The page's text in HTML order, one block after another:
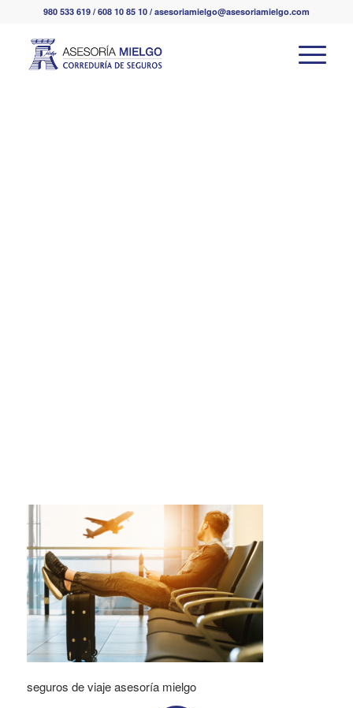
980 533 619 / 608 10 85 10 / asesoriamielgo@asesoriamielgo.com
seguros de viaje asesoría mielgo